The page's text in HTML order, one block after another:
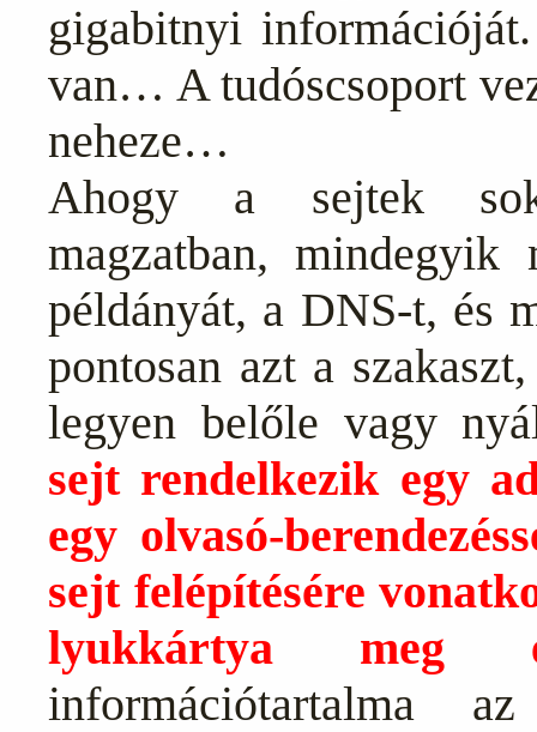
gigabitnyi
van… A tudóscsoport
neheze…
Ahogy a sejtek
magzatban,
példányát, a DNS-t, és
pontosan azt a
legyen belőle vagy
sejt rendelkezik egy
egy olvasó-
sejt felépítésére
lyukkártya meg
információtartalma